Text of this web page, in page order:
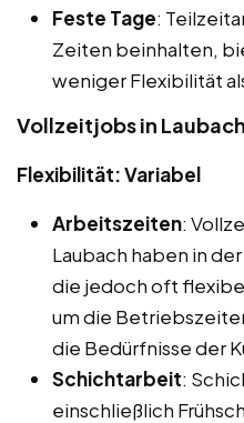
Feste Tage:
Zeiten beinhalten,
weniger Flexibilität
Vollzeitjobs in Laubach
Flexibilität: Variabel
Arbeitszeiten:
Laubach haben in
die jedoch oft
um die
die Bedürfnisse der
Schichtarbeit:
einschließlich